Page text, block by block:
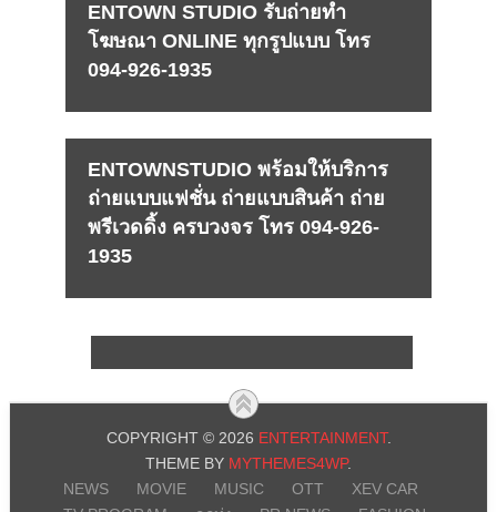
ENTOWN STUDIO รับถ่ายทำ
โฆษณา ONLINE ทุกรูปแบบ โทร
094-926-1935
ENTOWNSTUDIO พร้อมให้บริการ
ถ่ายแบบแฟชั่น ถ่ายแบบสินค้า ถ่าย
พรีเวดดิ้ง ครบวงจร โทร 094-926-
1935
COPYRIGHT © 2026 ENTERTAINMENT.
THEME BY MYTHEMES4WP.
NEWS
MOVIE MUSIC OTT
XEV CAR